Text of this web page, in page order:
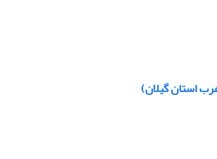
استان گیلان)